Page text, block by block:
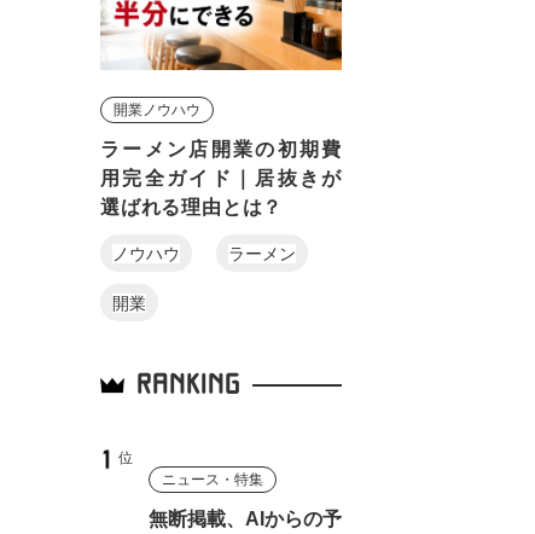
開業ノウハウ
ラーメン店開業の初期費
用完全ガイド｜居抜きが
選ばれる理由とは？
ノウハウ ラーメン
開業
RANKING
ニュース・特集
無断掲載、AIからの予